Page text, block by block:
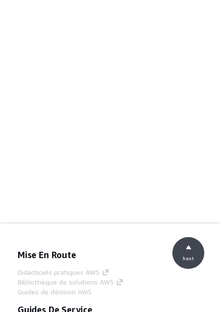
Mise En Route
Didacticiels pratiques AWS
Bibliothèque de solutions AWS
Guides de décision AWS
Guides De Service
haut